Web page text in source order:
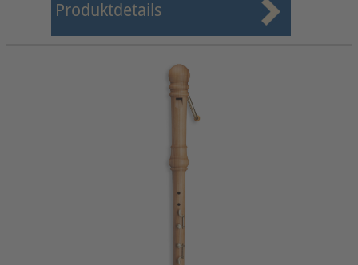
Produktdetails